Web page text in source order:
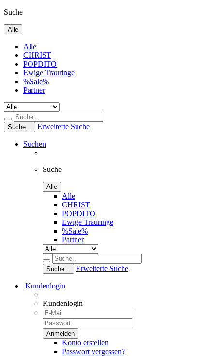
Suche
Alle
Alle
CHRIST
POPDITO
Ewige Trauringe
%Sale%
Partner
Suche... Erweiterte Suche
Suchen
Suche
Alle
Alle
CHRIST
POPDITO
Ewige Trauringe
%Sale%
Partner
Suche... Erweiterte Suche
Kundenlogin
Kundenlogin
Konto erstellen
Passwort vergessen?